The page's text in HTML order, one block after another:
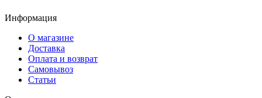
Информация
О магазине
Доставка
Оплата и возврат
Самовывоз
Статьи